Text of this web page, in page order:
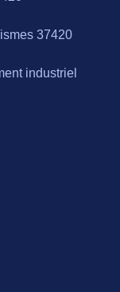
37420
industriel